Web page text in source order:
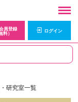
員登録
料）
ログイン
研究室一覧